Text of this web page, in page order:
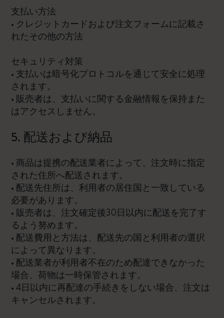
支払い方法
• クレジットカードおよび注文フォームに記載さ
れたその他の方法
セキュリティ対策
• 支払いは暗号化プロトコルを通じて安全に処理
されます。
• 販売者は、支払いに関する金融情報を保持また
はアクセスしません。
5. 配送および納品
• 商品は提携の配送業者によって、注文時に指定
された住所へ配送されます。
• 配送先住所は、利用者の居住国と一致している
必要があります。
• 販売者は、注文確定後30日以内に配送を完了す
るよう努めます。
• 配送費用と方法は、配送先の国と利用者の選択
によって異なります。
• 配送業者が利用者不在のため配達できなかった
場合、荷物は一時保管されます。
• 4日以内に再配達の手続きをしない場合、注文は
キャンセルされます。